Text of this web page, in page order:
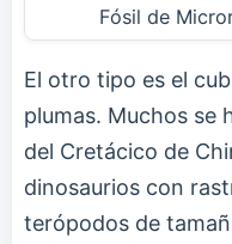
Fósil de
El otro tipo es el
plumas. Muchos se
del Cretácico de
dinosaurios con
terópodos de